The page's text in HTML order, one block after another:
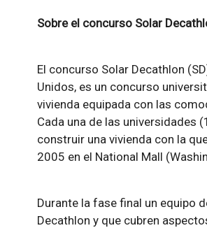
Sobre el concurso Solar
El concurso Solar Decathlon
Unidos, es un concurso
vivienda equipada con las
Cada una de las universidades
construir una vivienda con la
2005 en el National Mall
Durante la fase final un equipo
Decathlon y que cubren